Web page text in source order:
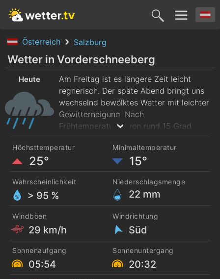
Österreich Salzburg
Heute
7. Aug.
Morgen
8. Aug.
Sonntag
9. Aug.
Montag
10. Aug.
Wetter in Vorderschneeberg
Heute
Am Freitag ist es längere Zeit leicht
regnerisch. Der späte Abend bringt uns
wechselnd bewölktes Wetter mit leichter
Gewitterneigung. Nach
Frühtemperaturen von rund 15 Grad
erreicht. Es weht mäßiger Wind aus Süd.
Höchsttemperatur
25°
Minimaltemperatur
15°
Wahrscheinlichkeit
> 95 %
Niederschlagsmenge
22 mm
Windböen
29 km/h
Windrichtung
Süd
Sonnenaufgang
05:54
Sonnenuntergang
20:32